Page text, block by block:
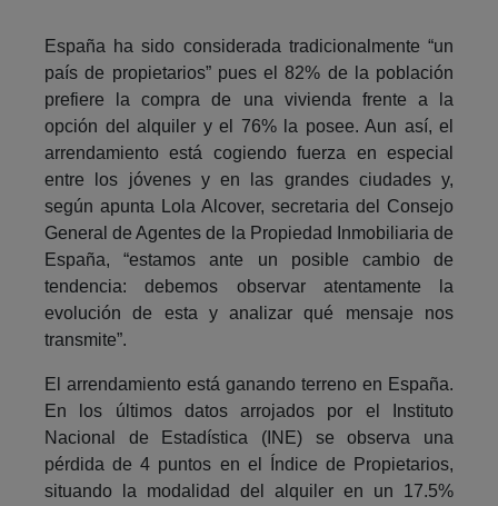
España ha sido considerada tradicionalmente “un
país de propietarios” pues el 82% de la población
prefiere la compra de una vivienda frente a la
opción del alquiler y el 76% la posee. Aun así, el
arrendamiento está cogiendo fuerza en especial
entre los jóvenes y en las grandes ciudades y,
según apunta Lola Alcover, secretaria del Consejo
General de Agentes de la Propiedad Inmobiliaria de
España, “estamos ante un posible cambio de
tendencia: debemos observar atentamente la
evolución de esta y analizar qué mensaje nos
transmite”.
El arrendamiento está ganando terreno en España.
En los últimos datos arrojados por el Instituto
Nacional de Estadística (INE) se observa una
pérdida de 4 puntos en el Índice de Propietarios,
situando la modalidad del alquiler en un 17.5%